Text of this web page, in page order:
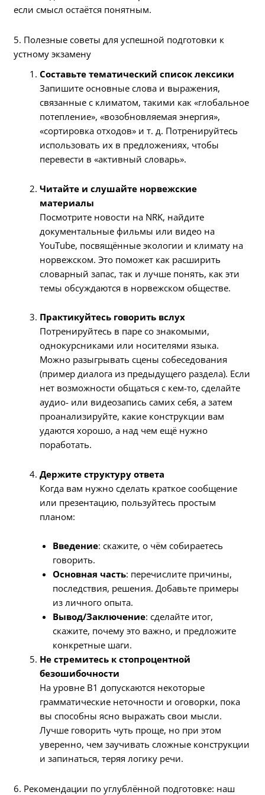
если смысл остаётся понятным.
5. Полезные советы для успешной подготовки к
устному экзамену
Составьте тематический список лексики
Запишите основные слова и выражения,
связанные с климатом, такими как «глобальное
потепление», «возобновляемая энергия»,
«сортировка отходов» и т. д. Потренируйтесь
использовать их в предложениях, чтобы
перевести в «активный словарь».
Читайте и слушайте норвежские
материалы
Посмотрите новости на NRK, найдите
документальные фильмы или видео на
YouTube, посвящённые экологии и климату на
норвежском. Это поможет как расширить
словарный запас, так и лучше понять, как эти
темы обсуждаются в норвежском обществе.
Практикуйтесь говорить вслух
Потренируйтесь в паре со знакомыми,
однокурсниками или носителями языка.
Можно разыгрывать сцены собеседования
(пример диалога из предыдущего раздела). Если
нет возможности общаться с кем-то, сделайте
аудио- или видеозапись самих себя, а затем
проанализируйте, какие конструкции вам
удаются хорошо, а над чем ещё нужно
поработать.
Держите структуру ответа
Когда вам нужно сделать краткое сообщение
или презентацию, пользуйтесь простым
планом:
Введение: скажите, о чём собираетесь
говорить.
Основная часть: перечислите причины,
последствия, решения. Добавьте примеры
из личного опыта.
Вывод/Заключение: сделайте итог,
скажите, почему это важно, и предложите
конкретные шаги.
Не стремитесь к стопроцентной
безошибочности
На уровне B1 допускаются некоторые
грамматические неточности и оговорки, пока
вы способны ясно выражать свои мысли.
Лучше говорить чуть проще, но при этом
уверенно, чем заучивать сложные конструкции
и запинаться, теряя логику речи.
6. Рекомендации по углублённой подготовке: наш